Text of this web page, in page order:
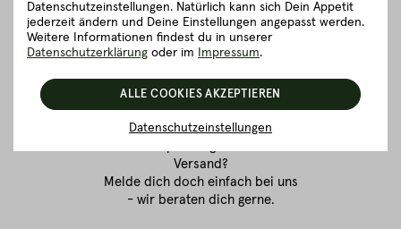
Fleischkauf ist
Vertrauenssache.
Du bestellst zum ersten Mal
Fleisch onlineund hast Fragen
Versand?
Melde dich doch einfach bei uns
- wir beraten dich gerne.
Datenschutzeinstellungen. Natürlich kann sich Dein Appetit
jederzeit ändern und Deine Einstellungen angepasst werden.
Weitere Informationen findest du in unserer
Datenschutzerklärung oder im Impressum.
Datenschutzeinstellungen
ALLE COOKIES AKZEPTIEREN